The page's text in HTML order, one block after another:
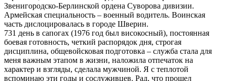
Звенигородско-Берлинской ордена Суворова дивизии.
Армейская специальность – военный водитель. Воинская
часть дислоцировалась в городе Шверин.
731 день в сапогах (1976 год был високосный), постоянная
боевая готовность, четкий распорядок дня, строгая
дисциплина, общевойсковая подготовка – служба стала для
меня важным этапом в жизни, наложила отпечаток на
характер и взгляды, сделала мужчиной. Я с теплотой
вспоминаю эти годы и сослуживцев. Рад, что прошел